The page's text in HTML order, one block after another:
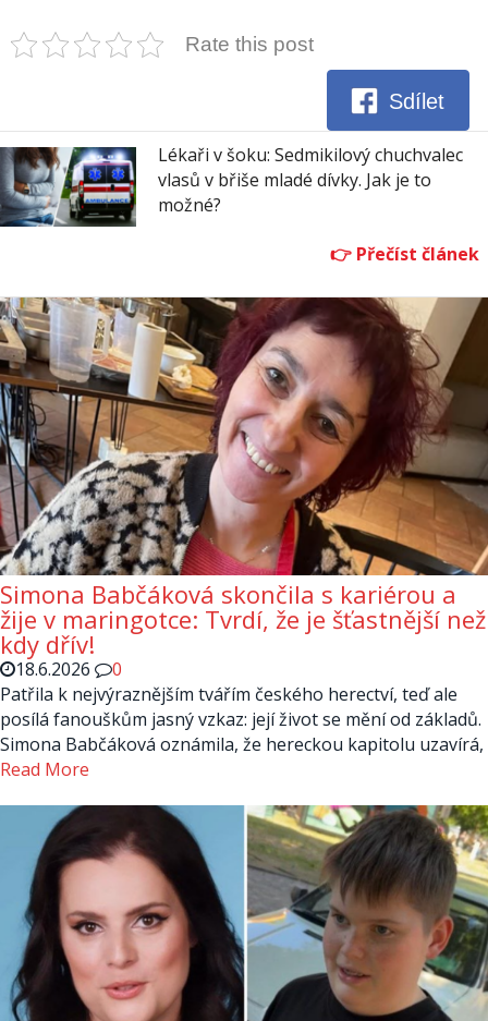
Rate this post
Sdílet
Lékaři v šoku: Sedmikilový chuchvalec
vlasů v břiše mladé dívky. Jak je to
možné?
Simona Babčáková skončila s kariérou a
žije v maringotce: Tvrdí, že je šťastnější než
kdy dřív!
18.6.2026
0
Patřila k nejvýraznějším tvářím českého herectví, teď ale
posílá fanouškům jasný vzkaz: její život se mění od základů.
Simona Babčáková oznámila, že hereckou kapitolu uzavírá,
Read More